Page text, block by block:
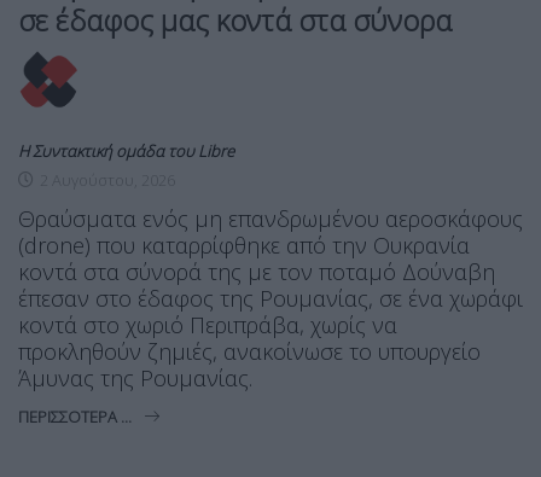
σε έδαφος μας κοντά στα σύνορα
Η Συντακτική ομάδα του Libre
Θραύσματα ενός μη επανδρωμένου αεροσκάφους
(drone) που καταρρίφθηκε από την Ουκρανία
κοντά στα σύνορά της με τον ποταμό Δούναβη
έπεσαν στο έδαφος της Ρουμανίας, σε ένα χωράφι
κοντά στο χωριό Περιπράβα, χωρίς να
προκληθούν ζημιές, ανακοίνωσε το υπουργείο
Άμυνας της Ρουμανίας.
ΠΕΡΙΣΣΌΤΕΡΑ ...